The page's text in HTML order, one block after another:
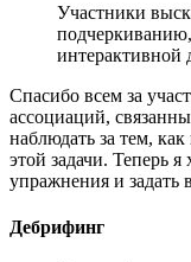
Участники
интерактивной
Спасибо всем за
ассоциаций,
наблюдать за тем,
этой задачи. Теперь
упражнения и задать
Дебрифинг